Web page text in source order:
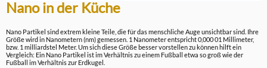
Nano in der Küche
Nano Partikel sind extrem kleine Teile, die für das menschliche Auge unsichtbar sind. Ihre
Größe wird in Nanometern (nm) gemessen. 1 Nanometer entspricht 0,000 01 Millimeter,
bzw. 1 milliardstel Meter. Um sich diese Größe besser vorstellen zu können hilft ein
Vergleich: Ein Nano Partikel ist im Verhältnis zu einem Fußball etwa so groß wie der
Fußball im Verhältnis zur Erdkugel.